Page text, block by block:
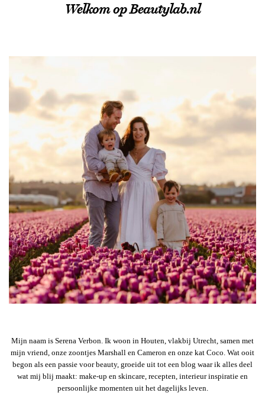
Welkom op Beautylab.nl
Mijn naam is Serena Verbon. Ik woon in Houten, vlakbij Utrecht, samen met
mijn vriend, onze zoontjes Marshall en Cameron en onze kat Coco. Wat ooit
begon als een passie voor beauty, groeide uit tot een blog waar ik alles deel
wat mij blij maakt: make-up en skincare, recepten, interieur inspiratie en
persoonlijke momenten uit het dagelijks leven.